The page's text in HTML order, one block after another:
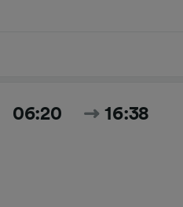
06:20 16:38